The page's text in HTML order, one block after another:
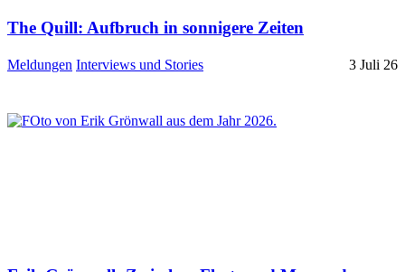
The Quill: Aufbruch in sonnigere Zeiten
Meldungen Interviews und Stories 3 Juli 26